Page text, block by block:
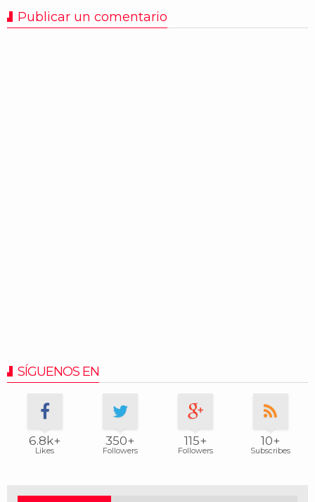
Publicar un comentario
SÍGUENOS EN
6.8k+
Likes
350+
Followers
115+
Followers
10+
Subscribes